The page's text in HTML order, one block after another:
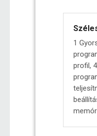
1
profil,